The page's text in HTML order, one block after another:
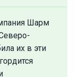
Шарм
их в эти